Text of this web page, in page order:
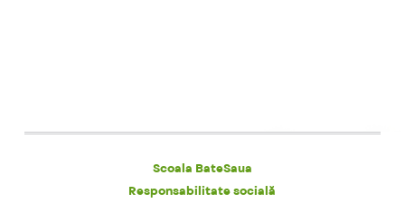
Scoala BateSaua
Responsabilitate socială